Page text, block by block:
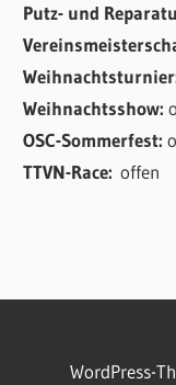
Putz- und
Weihnachtsshow:
OSC-Sommerfest:
TTVN-Race:offen
WordPress-